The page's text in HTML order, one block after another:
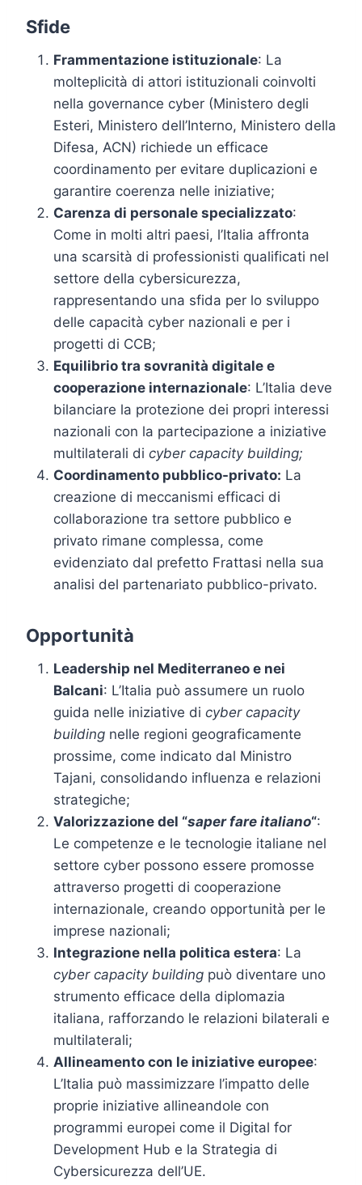
Sfide
Frammentazione istituzionale: La
molteplicità di attori istituzionali coinvolti
nella governance cyber (Ministero degli
Esteri, Ministero dell’Interno, Ministero della
Difesa, ACN) richiede un efficace
coordinamento per evitare duplicazioni e
garantire coerenza nelle iniziative;
Carenza di personale specializzato:
Come in molti altri paesi, l’Italia affronta
una scarsità di professionisti qualificati nel
settore della cybersicurezza,
rappresentando una sfida per lo sviluppo
delle capacità cyber nazionali e per i
progetti di CCB;
Equilibrio tra sovranità digitale e
cooperazione internazionale: L’Italia deve
bilanciare la protezione dei propri interessi
nazionali con la partecipazione a iniziative
multilaterali di cyber capacity building;
Coordinamento pubblico-privato: La
creazione di meccanismi efficaci di
collaborazione tra settore pubblico e
privato rimane complessa, come
evidenziato dal prefetto Frattasi nella sua
analisi del partenariato pubblico-privato.
Opportunità
Leadership nel Mediterraneo e nei
Balcani: L’Italia può assumere un ruolo
guida nelle iniziative di cyber capacity
building nelle regioni geograficamente
prossime, come indicato dal Ministro
Tajani, consolidando influenza e relazioni
strategiche;
Valorizzazione del “saper fare italiano“:
Le competenze e le tecnologie italiane nel
settore cyber possono essere promosse
attraverso progetti di cooperazione
internazionale, creando opportunità per le
imprese nazionali;
Integrazione nella politica estera: La
cyber capacity building può diventare uno
strumento efficace della diplomazia
italiana, rafforzando le relazioni bilaterali e
multilaterali;
Allineamento con le iniziative europee:
L’Italia può massimizzare l’impatto delle
proprie iniziative allineandole con
programmi europei come il Digital for
Development Hub e la Strategia di
Cybersicurezza dell’UE.